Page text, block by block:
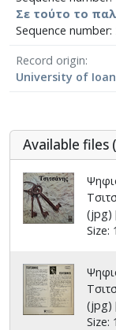
Σε τούτο το
Sequence number:
Record origin
University of
Αvailable files
(jpg)
Size:
(jpg)
Size: